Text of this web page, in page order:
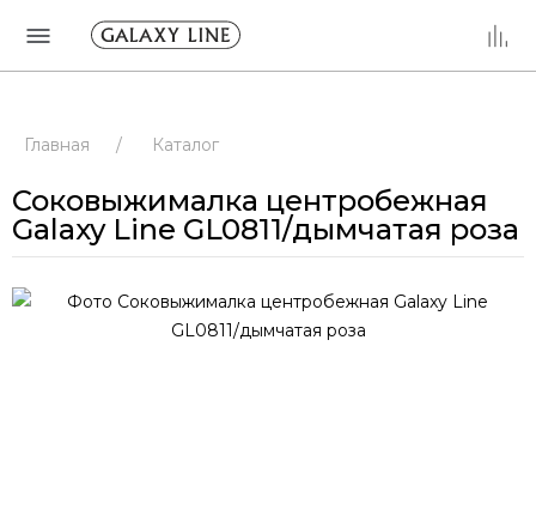
Главная / Каталог
Соковыжималка центробежная
Galaxy Line GL0811/дымчатая роза